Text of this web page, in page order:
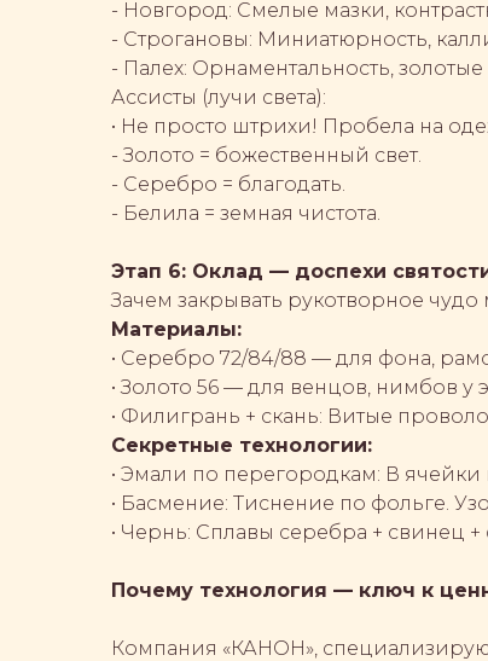
- Новгород: Смелые мазки,
- Строгановы: Миниатюрность,
- Палех: Орнаментальность,
Ассисты (лучи света):
• Не просто штрихи! Пробела на
- Золото = божественный свет.
- Серебро = благодать.
- Белила = земная чистота.
Этап 6: Оклад — доспехи
Зачем закрывать рукотворное чудо
Материалы:
• Серебро 72/84/88 — для фона,
• Золото 56 — для венцов, нимбов у
• Филигрань + скань: Витые
Секретные технологии:
• Эмали по перегородкам: В
• Басмение: Тиснение по фольге.
• Чернь: Сплавы серебра + свинец
Почему технология — ключ к
Компания «КАНОН»,